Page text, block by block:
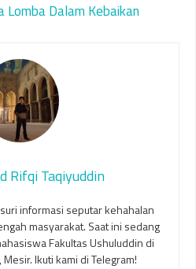
Dalam Kebaikan
Rifqi Taqiyuddin
informasi seputar kehahalan
masyarakat. Saat ini sedang
Fakultas Ushuluddin di
Ikuti kami di Telegram!